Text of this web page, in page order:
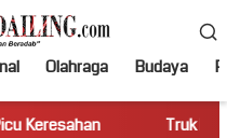
Olahraga Budaya
Truk Miring Hambat Arus